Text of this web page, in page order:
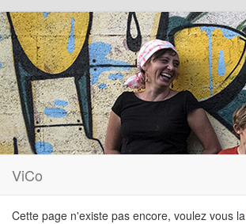
ViCo
Cette page n'existe pas encore, voulez vous la